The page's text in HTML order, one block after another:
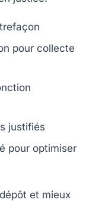
pour collecte
justifiés
pour optimiser
et mieux